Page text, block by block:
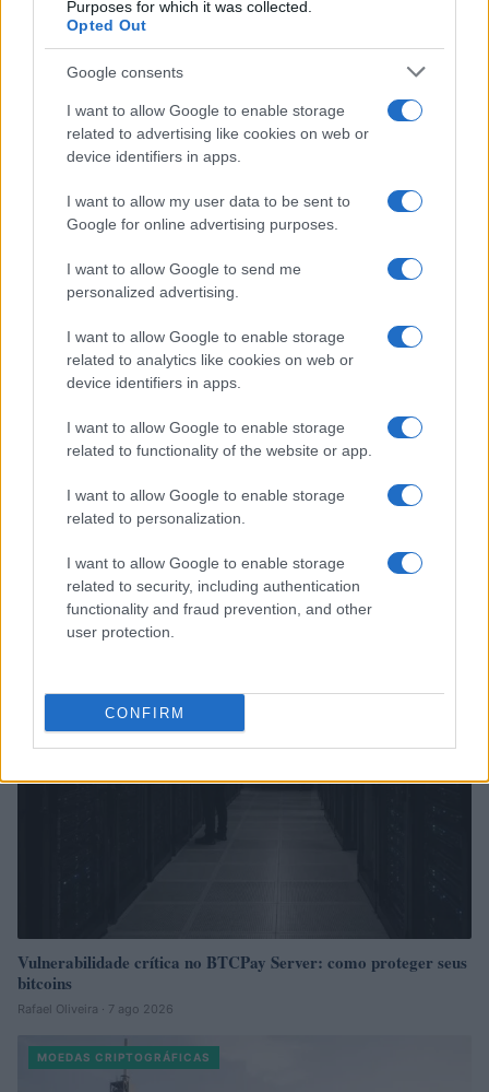
Purposes for which it was collected.
Opted Out
Google consents
I want to allow Google to enable storage
related to advertising like cookies on web or
device identifiers in apps.
I want to allow my user data to be sent to
Google for online advertising purposes.
I want to allow Google to send me
personalized advertising.
I want to allow Google to enable storage
related to analytics like cookies on web or
device identifiers in apps.
I want to allow Google to enable storage
related to functionality of the website or app.
I want to allow Google to enable storage
related to personalization.
I want to allow Google to enable storage
related to security, including authentication
functionality and fraud prevention, and other
user protection.
CONFIRM
AUTOR
Beatriz Almeida
Continue lendo
Vulnerabilidade crítica no BTCPay Server: como proteger seus
bitcoins
Rafael Oliveira · 7 ago 2026
MOEDAS CRIPTOGRÁFICAS